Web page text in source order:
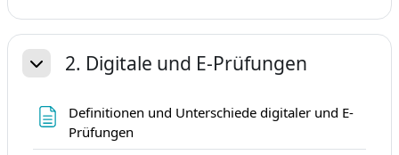
Replier2. Digitale und E-Prüfungen
Definitionen und Unterschiede digitaler und E-
Prüfungen